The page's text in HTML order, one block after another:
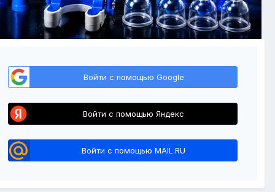
Войти с помощью Google
Войти с помощью Яндекс
Войти с помощью MAIL.RU